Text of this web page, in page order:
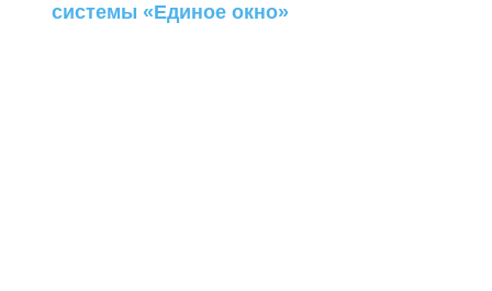
системы «Единое окно»